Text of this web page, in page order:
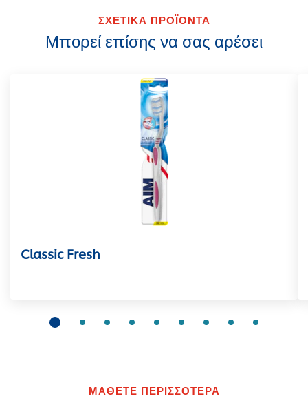
ΣΧΕΤΙΚΑ ΠΡΟΪΟΝΤΑ
Μπορεί επίσης να σας αρέσει
Classic Fresh
ΜΑΘΕΤΕ ΠΕΡΙΣΣΟΤΕΡΑ